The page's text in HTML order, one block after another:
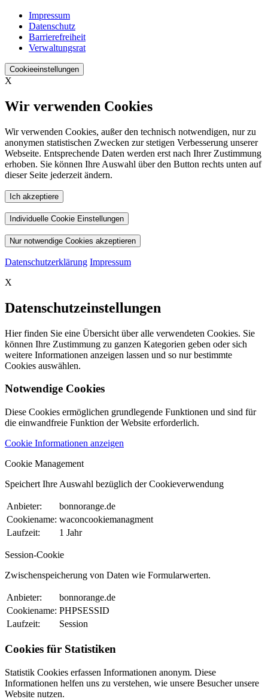
Impressum
Datenschutz
Barrierefreiheit
Verwaltungsrat
Cookieeinstellungen
X
Wir verwenden Cookies
Wir verwenden Cookies, außer den technisch notwendigen, nur zu
anonymen statistischen Zwecken zur stetigen Verbesserung unserer
Webseite. Entsprechende Daten werden erst nach Ihrer Zustimmung
erhoben. Sie können Ihre Auswahl über den Button rechts unten auf
dieser Seite jederzeit ändern.
Ich akzeptiere
Individuelle Cookie Einstellungen
Nur notwendige Cookies akzeptieren
Datenschutzerklärung Impressum
X
Datenschutzeinstellungen
Hier finden Sie eine Übersicht über alle verwendeten Cookies. Sie
können Ihre Zustimmung zu ganzen Kategorien geben oder sich
weitere Informationen anzeigen lassen und so nur bestimmte
Cookies auswählen.
Notwendige Cookies
Diese Cookies ermöglichen grundlegende Funktionen und sind für
die einwandfreie Funktion der Website erforderlich.
Cookie Informationen anzeigen
Cookie Management
Speichert Ihre Auswahl bezüglich der Cookieverwendung
Anbieter:
bonnorange.de
Cookiename: waconcookiemanagment
Laufzeit:
1 Jahr
Session-Cookie
Zwischenspeicherung von Daten wie Formularwerten.
Anbieter:
bonnorange.de
Cookiename: PHPSESSID
Laufzeit:
Session
Cookies für Statistiken
Statistik Cookies erfassen Informationen anonym. Diese
Informationen helfen uns zu verstehen, wie unsere Besucher unsere
Website nutzen.